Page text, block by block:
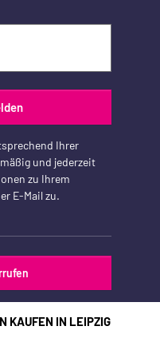
Ihrer
und jederzeit
zu Ihrem
E-Mail zu.
KAUFEN IN LEIPZIG